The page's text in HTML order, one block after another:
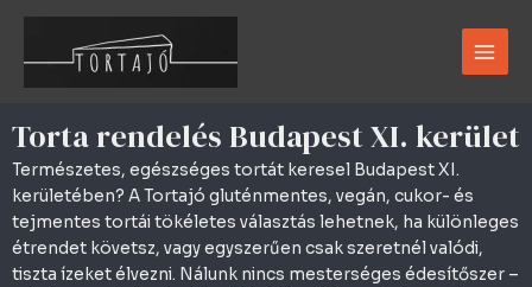
content
Torta rendelés Budapest XI. kerület
Természetes, egészséges tortát keresel Budapest XI.
kerületében? A Tortajó gluténmentes, vegán, cukor- és
tejmentes tortái tökéletes választás lehetnek, ha különleges
étrendet követsz, vagy egyszerűen csak szeretnél valódi,
tiszta ízeket élvezni. Nálunk nincs mesterséges édesítőszer –